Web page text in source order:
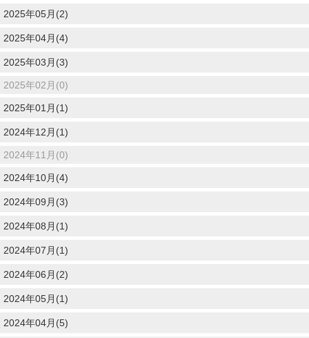
2025年05月(2)
2025年04月(4)
2025年03月(3)
2025年02月(0)
2025年01月(1)
2024年12月(1)
2024年11月(0)
2024年10月(4)
2024年09月(3)
2024年08月(1)
2024年07月(1)
2024年06月(2)
2024年05月(1)
2024年04月(5)